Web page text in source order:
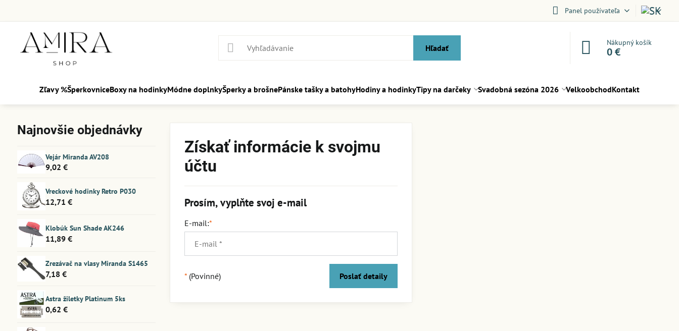
Panel používateľa
Hľadať
Nákupný košík
0 €
Zľavy %ŠperkovniceBoxy na hodinkyMódne doplnkyŠperky a brošnePánske tašky a batohyHodiny a hodinkyTipy na darčeky Svadobná sezóna 2026 VelkoobchodKontakt
Získať informácie k svojmu
účtu
Prosím, vyplňte svoj e-mail
E-mail:*
* (Povinné) Poslať detaily
Najnovšie objednávky
Vejár Miranda AV208
9,02 €
Vreckové hodinky Retro P030
12,71 €
Klobúk Sun Shade AK246
11,89 €
Zrezávač na vlasy Miranda S1465
7,18 €
Astra žiletky Platinum 5ks
0,62 €